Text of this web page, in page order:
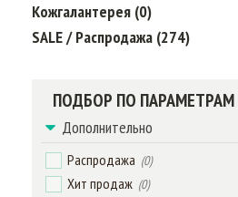
Кожгалантерея (0)
SALE / Распродажа (274)
ПОДБОР ПО ПАРАМЕТРАМ
Дополнительно
Распродажа (0)
Хит продаж (0)